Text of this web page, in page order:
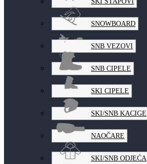
SNOWBOARD
SNB VEZOVI
SNB CIPELE
SKI CIPELE
SKI/SNB KACIGE
NAOČARE
SKI/SNB ODJEĆA